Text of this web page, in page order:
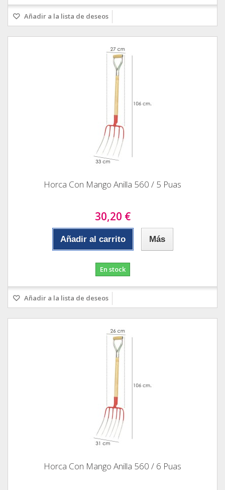
Añadir a la lista de deseos
Horca Con Mango Anilla 560 / 5 Puas
30,20 €
Añadir al carrito Más
En stock
Añadir a la lista de deseos
Horca Con Mango Anilla 560 / 6 Puas